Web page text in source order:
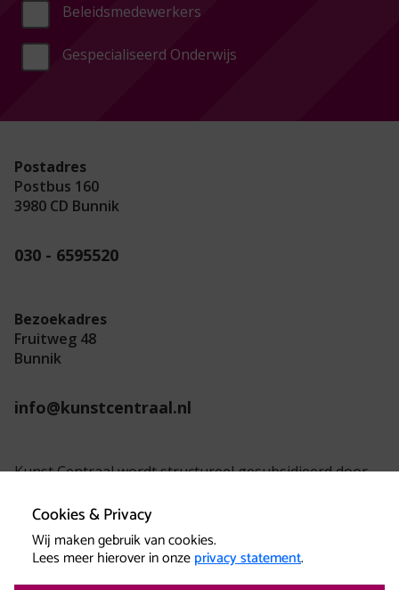
Cookies & Privacy
Wij maken gebruik van cookies.
Lees meer hierover in onzeprivacy statement.
Beleidsmedewerkers
Gespecialiseerd Onderwijs
Postadres
Postbus 160
3980 CD Bunnik
030 - 6595520
Bezoekadres
Fruitweg 48
Bunnik
info@kunstcentraal.nl
Kunst Centraal wordt structureel gesubsidieerd door